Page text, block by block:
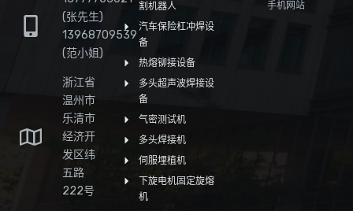
(张先生)
13968709539
(范小姐)
浙江省
温州市
乐清市
经济开
发区纬
五路
222号
割机器人
汽车保险杠冲焊设
备
热熔铆接设备
多头超声波焊接设
备
气密测试机
多头焊接机
伺服埋植机
下旋电机固定旋熔
机
手机网站